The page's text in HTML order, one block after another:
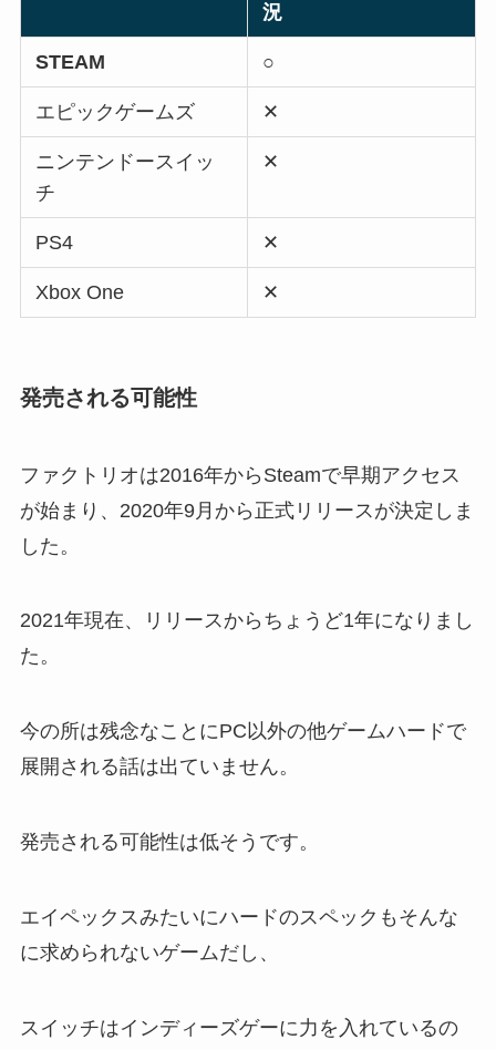
況
STEAM ○
エピックゲームズ ✕
ニンテンドースイッ
チ
✕
PS4 ✕
Xbox One ✕
発売される可能性
ファクトリオは2016年からSteamで早期アクセス
が始まり、2020年9月から正式リリースが決定しま
した。
2021年現在、リリースからちょうど1年になりまし
た。
今の所は残念なことにPC以外の他ゲームハードで
展開される話は出ていません。
発売される可能性は低そうです。
エイペックスみたいにハードのスペックもそんな
に求められないゲームだし、
スイッチはインディーズゲーに力を入れているの